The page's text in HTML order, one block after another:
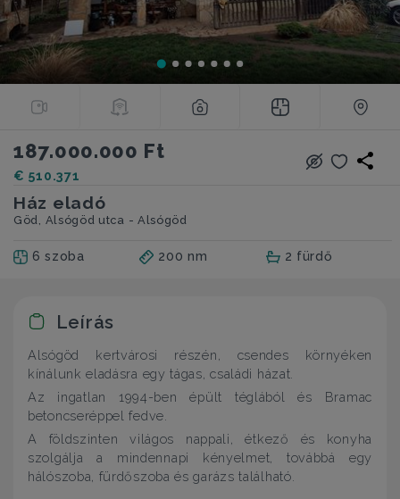
187.000.000 Ft
€ 510.371
Ház eladó
Göd, Alsógöd utca - Alsógöd
6 szoba 200 nm 2 fürdő
Leírás
Alsógöd kertvárosi részén, csendes környéken
kínálunk eladásra egy tágas, családi házat.
Az ingatlan 1994-ben épült téglából és Bramac
betoncseréppel fedve.
A földszinten világos nappali, étkező és konyha
szolgálja a mindennapi kényelmet, továbbá egy
hálószoba, fürdőszoba és garázs található.